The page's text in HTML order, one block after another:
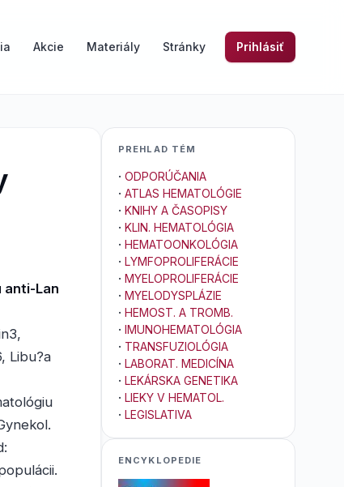
Akcie Materiály Stránky Prihlásiť
anti-Lan
Libu?a
PREHLAD TÉM
· ODPORÚČANIA
· ATLAS HEMATOLÓGIE
· KNIHY A ČASOPISY
· KLIN. HEMATOLÓGIA
· HEMATOONKOLÓGIA
· LYMFOPROLIFERÁCIE
· MYELOPROLIFERÁCIE
· MYELODYSPLÁZIE
· HEMOST. A TROMB.
· IMUNOHEMATOLÓGIA
· TRANSFUZIOLÓGIA
· LABORAT. MEDICÍNA
· LEKÁRSKA GENETIKA
· LIEKY V HEMATOL.
· LEGISLATIVA
ENCYKLOPEDIE